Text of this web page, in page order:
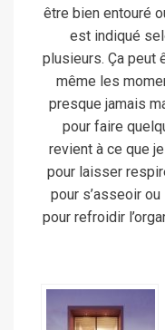
être bien entouré
est indiqué
plusieurs. Ça peut
même les
presque jamais
pour faire
revient à ce que
pour laisser
pour s’asseoir
pour refroidir